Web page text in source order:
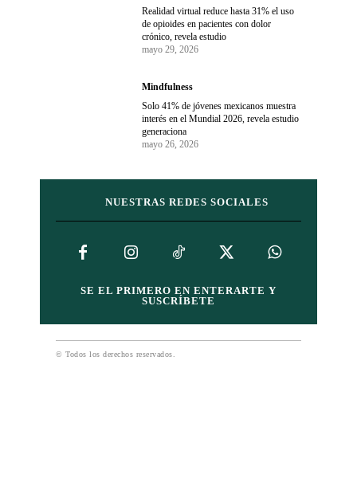
Realidad virtual reduce hasta 31% el uso
de opioides en pacientes con dolor
crónico, revela estudio
mayo 29, 2026
Mindfulness
Solo 41% de jóvenes mexicanos muestra
interés en el Mundial 2026, revela estudio
generaciona
mayo 26, 2026
NUESTRAS REDES SOCIALES
SE EL PRIMERO EN ENTERARTE Y
SUSCRÍBETE
© Todos los derechos reservados.